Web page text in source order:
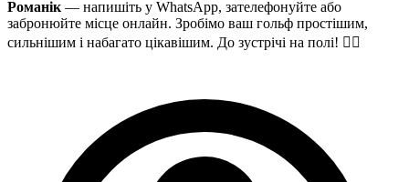
Романік — напишіть у WhatsApp, зателефонуйте або
забронюйте місце онлайн. Зробімо ваш гольф простішим,
сильнішим і набагато цікавішим. До зустрічі на полі! 🏌️‍♀️